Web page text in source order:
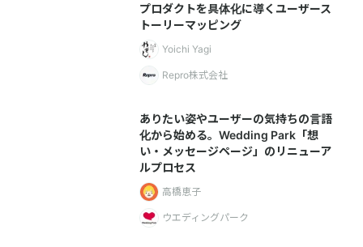
プロダクトを具体化に導くユーザース
トーリーマッピング
Yoichi Yagi
Repro株式会社
ありたい姿やユーザーの気持ちの言語
化から始める。Wedding Park「想
い・メッセージページ」のリニューア
ルプロセス
高橋恵子
ウエディングパーク